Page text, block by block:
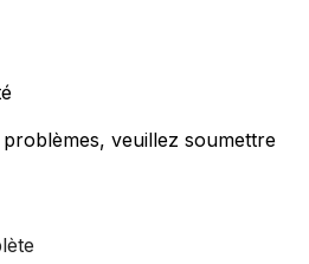
veuillez soumettre